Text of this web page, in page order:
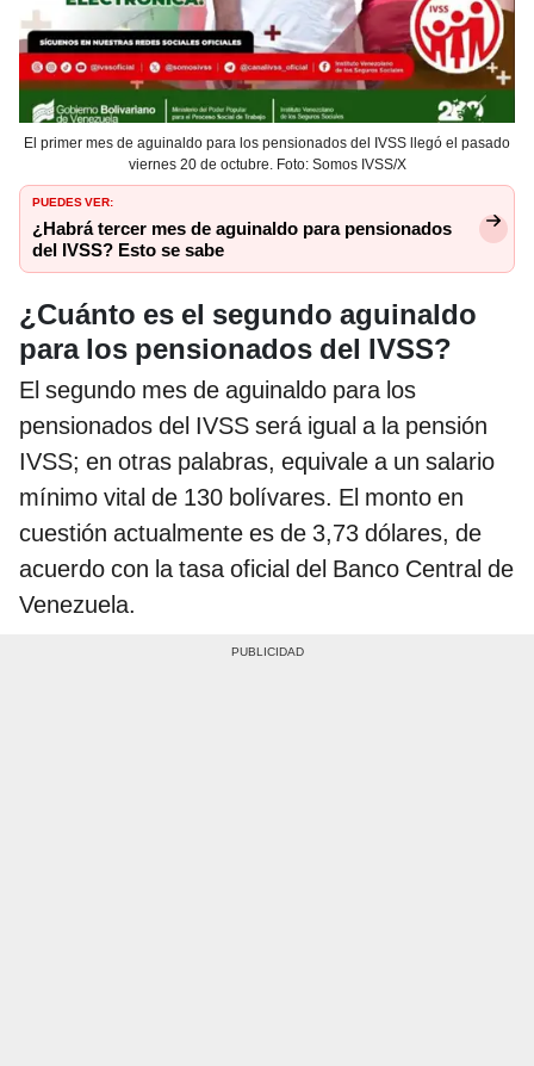
El primer mes de aguinaldo para los pensionados del IVSS llegó el pasado
viernes 20 de octubre. Foto: Somos IVSS/X
PUEDES VER:
¿Habrá tercer mes de aguinaldo para pensionados
del IVSS? Esto se sabe
¿Cuánto es el segundo aguinaldo
para los pensionados del IVSS?
El segundo mes de aguinaldo para los
pensionados del IVSS será igual a la pensión
IVSS; en otras palabras, equivale a un salario
mínimo vital de 130 bolívares. El monto en
cuestión actualmente es de 3,73 dólares, de
acuerdo con la tasa oficial del Banco Central de
Venezuela.